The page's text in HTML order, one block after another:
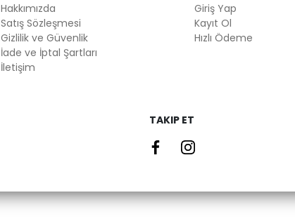
Hakkımızda
Satış Sözleşmesi
Gizlilik ve Güvenlik
İade ve İptal Şartları
İletişim
Giriş Yap
Kayıt Ol
Hızlı Ödeme
TAKIP ET